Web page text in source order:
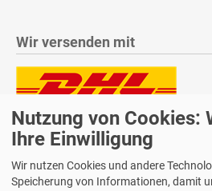
Wir versenden mit
Lieferung auch an
Samstagszustellung
Nutzung von Cookies:
Ihre Einwilligung
Wir nutzen Cookies und andere
Speicherung von Informationen, damit